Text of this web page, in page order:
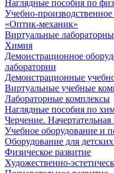
Наглядные пособия по
Учебно-
«Оптик-механик»
Виртуальные
Химия
Демонстрационное
лаборатории
Демонстрационные
Виртуальные учебные
Лабораторные комплексы
Наглядные пособия по
Черчение.
Учебное оборудование и
Оборудование для
Физическое развитие
Художественно-